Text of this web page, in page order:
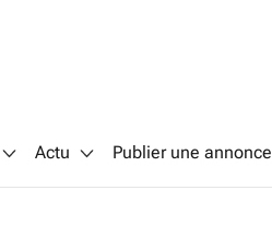
Actu Publier une annonce